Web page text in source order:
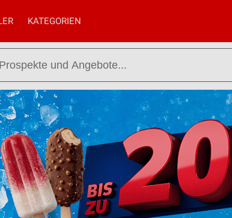
KATEGORIEN